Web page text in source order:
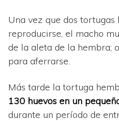
Una vez que dos tortugas
reproducirse, el macho
de la aleta de la hembra;
para aferrarse.
Más tarde la tortuga
130 huevos en un
durante un período de